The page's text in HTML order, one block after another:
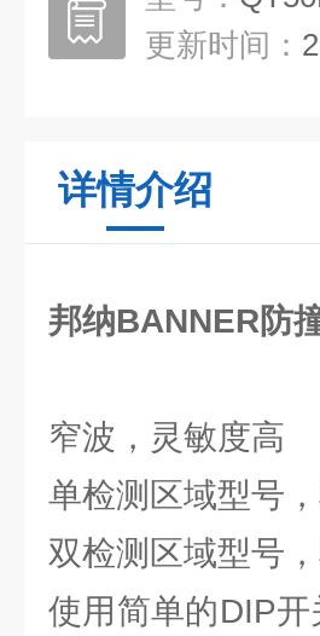
更新时间：
详情介绍
邦纳BANNER防
窄波，灵敏度高
单检测区域型号
双检测区域型号
使用简单的DIP